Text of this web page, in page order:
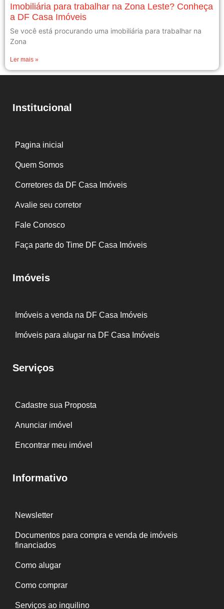
Imobiliária para trabalhar na Zona Leste? Conheça
a DF Casa Imóveis
Se você está procurando uma imobiliária para trabalhar na
Zona
Ler mais »
Institucional
Pagina inicial
Quem Somos
Corretores da DF Casa Imóveis
Avalie seu corretor
Fale Conosco
Faça parte do Time DF Casa Imóveis
Imóveis
Imóveis a venda na DF Casa Imóveis
Imóveis para alugar na DF Casa Imóveis
Serviços
Cadastre sua Proposta
Anunciar imóvel
Encontrar meu imóvel
Informativo
Newsletter
Documentos para compra e venda de imóveis
financiados
Como alugar
Como comprar
Serviços ao inquilino